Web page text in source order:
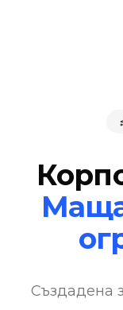
Създадена